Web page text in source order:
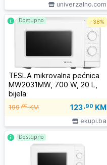
univerzalno.com
TESLA mikrovalna pećnica
MW2031MW, 700 W, 20 L,
bijela
199,00KM 123 ,90 KM
ekupi.ba
Dostupno -38%
Dostupno